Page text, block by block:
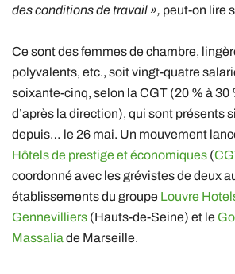
des conditions de travail », peut-on lire
Ce sont des femmes de chambre,
polyvalents, etc., soit vingt-quatre
soixante-cinq, selon la CGT (20 % à 30
d’après la direction), qui sont présents
depuis… le 26 mai. Un mouvement
Hôtels de prestige et économiques (
coordonné avec les grévistes de deux
établissements du groupe Louvre
Gennevilliers (Hauts-de-Seine) et le
Massalia de Marseille.